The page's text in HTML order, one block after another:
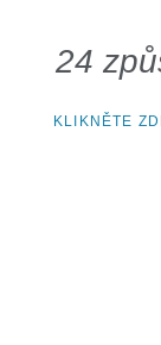
24
KLIKNĚTE